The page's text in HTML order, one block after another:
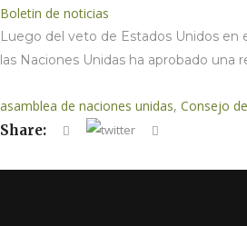
Boletin de noticias
Luego del veto de Estados Unidos en
las Naciones Unidas ha aprobado una
asamblea de naciones unidas, Consejo
Share: